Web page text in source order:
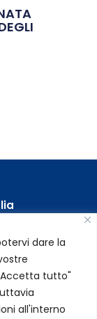
dare la
tutto"
all'interno